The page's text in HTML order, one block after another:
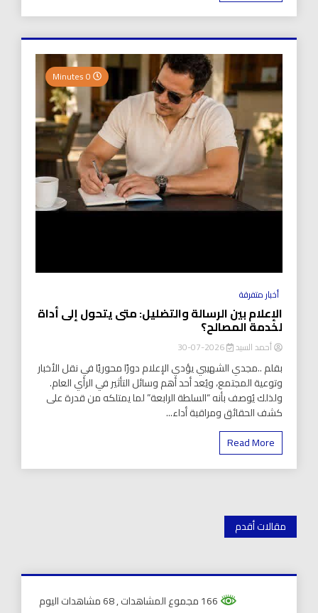
أخبار متفرقة
الإعلام بين الرسالة والتضليل: متى يتحول إلى أداة
لخدمة المصالح؟
أحمد السيد 2026-07-30
بقلم ..مجدي الشهيبي يؤدي الإعلام دورًا محوريًا في نقل الأخبار
وتوعية المجتمع، ويُعد أحد أهم وسائل التأثير في الرأي العام.
ولذلك يُوصف بأنه “السلطة الرابعة” لما يمتلكه من قدرة على
كشف الحقائق ومراقبة أداء...
Read More
تصفّح
المقالات
مقالات أقدم
, 68 مشاهدات اليوم